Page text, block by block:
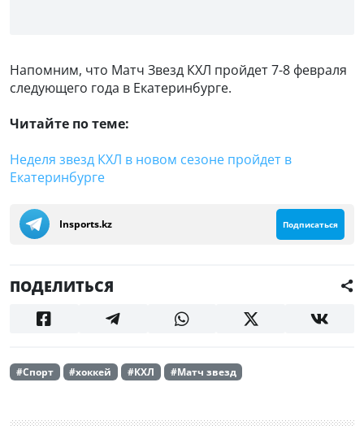
Напомним, что Матч Звезд КХЛ пройдет 7-8 февраля
следующего года в Екатеринбурге.
Читайте по теме:
Неделя звезд КХЛ в новом сезоне пройдет в
Екатеринбурге
Insports.kz Подписаться
ПОДЕЛИТЬСЯ
#Спорт #хоккей #КХЛ #Матч звезд